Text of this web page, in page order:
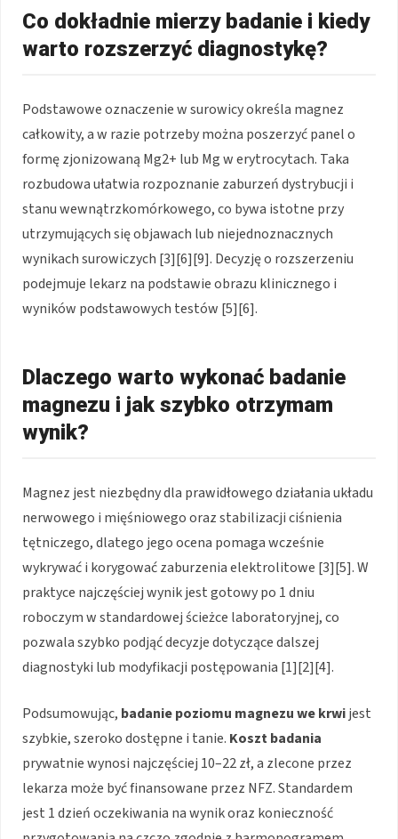
Co dokładnie mierzy badanie i kiedy
warto rozszerzyć diagnostykę?
Podstawowe oznaczenie w surowicy określa magnez
całkowity, a w razie potrzeby można poszerzyć panel o
formę zjonizowaną Mg2+ lub Mg w erytrocytach. Taka
rozbudowa ułatwia rozpoznanie zaburzeń dystrybucji i
stanu wewnątrzkomórkowego, co bywa istotne przy
utrzymujących się objawach lub niejednoznacznych
wynikach surowiczych [3][6][9]. Decyzję o rozszerzeniu
podejmuje lekarz na podstawie obrazu klinicznego i
wyników podstawowych testów [5][6].
Dlaczego warto wykonać badanie
magnezu i jak szybko otrzymam
wynik?
Magnez jest niezbędny dla prawidłowego działania układu
nerwowego i mięśniowego oraz stabilizacji ciśnienia
tętniczego, dlatego jego ocena pomaga wcześnie
wykrywać i korygować zaburzenia elektrolitowe [3][5]. W
praktyce najczęściej wynik jest gotowy po 1 dniu
roboczym w standardowej ścieżce laboratoryjnej, co
pozwala szybko podjąć decyzje dotyczące dalszej
diagnostyki lub modyfikacji postępowania [1][2][4].
Podsumowując, badanie poziomu magnezu we krwijest
szybkie, szeroko dostępne i tanie. Koszt badania
prywatnie wynosi najczęściej 10–22 zł, a zlecone przez
lekarza może być finansowane przez NFZ. Standardem
jest 1 dzień oczekiwania na wynik oraz konieczność